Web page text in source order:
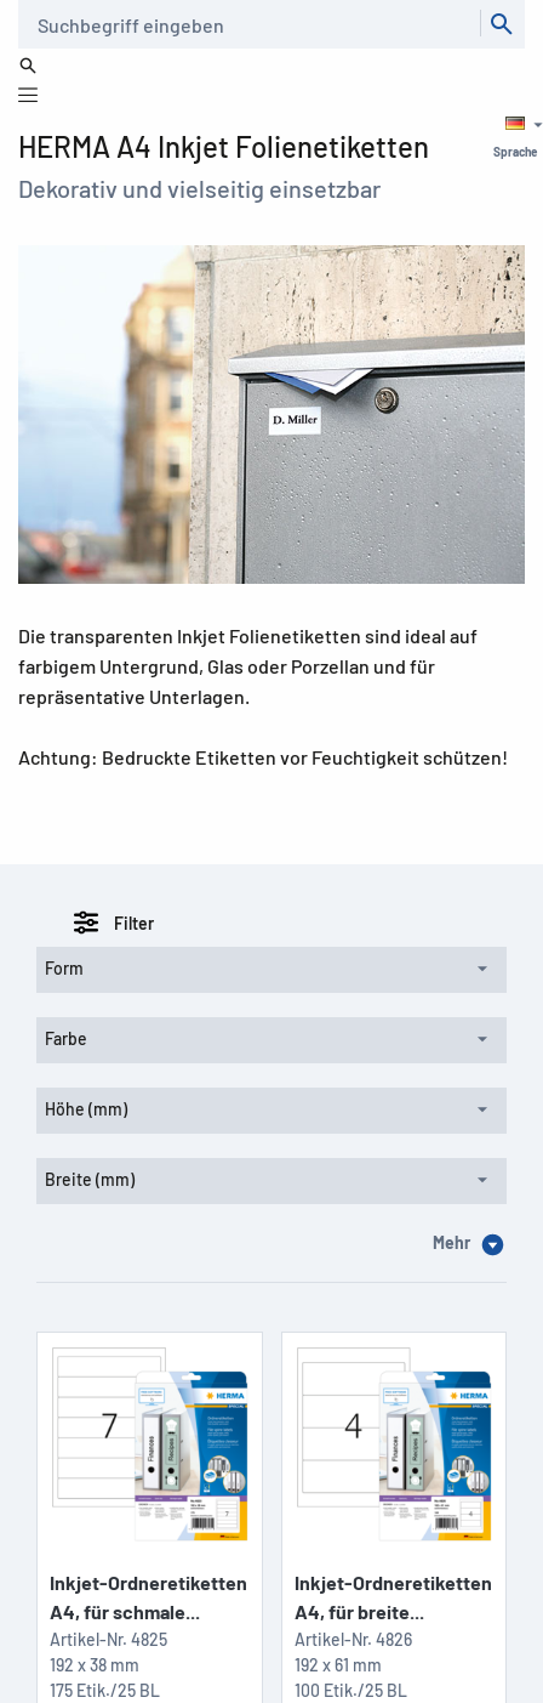
Sprache
HERMA A4 Inkjet Folienetiketten
Dekorativ und vielseitig einsetzbar
Die transparenten Inkjet Folienetiketten sind ideal auf
farbigem Untergrund, Glas oder Porzellan und für
repräsentative Unterlagen.
Achtung: Bedruckte Etiketten vor Feuchtigkeit schützen!
Filter
Form
Farbe
Höhe (mm)
Breite (mm)
Mehr
Inkjet-Ordneretiketten
A4, für schmale...
Artikel-Nr. 4825
192 x 38 mm
175 Etik./25 BL
Inkjet-Ordneretiketten
A4, für breite...
Artikel-Nr. 4826
192 x 61 mm
100 Etik./25 BL